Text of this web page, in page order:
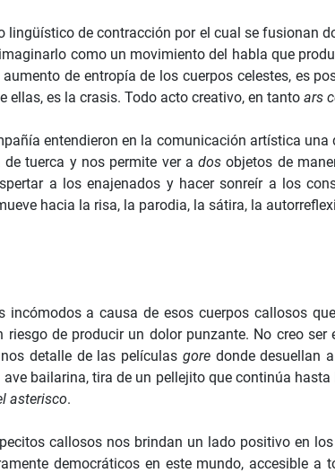
lingüístico de contracción por el cual se fusionan
como un movimiento del habla que
de entropía de los cuerpos celestes, es
ellas, es la crasis. Todo acto creativo, en tanto ars
entendieron en la comunicación artística
de tuerca y nos permite ver ados objetos de
a los enajenados y hacer sonreír a los
hacia la risa, la parodia, la sátira, la
incómodos a causa de esos cuerpos callosos
riesgo de producir un dolor punzante. No creo
detalle de las películas goredonde desuellan
bailarina, tira de un pellejito que continúa
asterisco.
callosos nos brindan un lado positivo en
democráticos en este mundo, accesible